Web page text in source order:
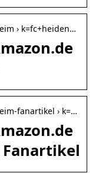
› k=fc+heiden…
fanartikel › k=…
Fanartikel